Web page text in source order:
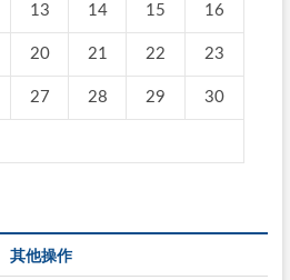
13 14 15 16
20 21 22 23
27 28 29 30
其他操作